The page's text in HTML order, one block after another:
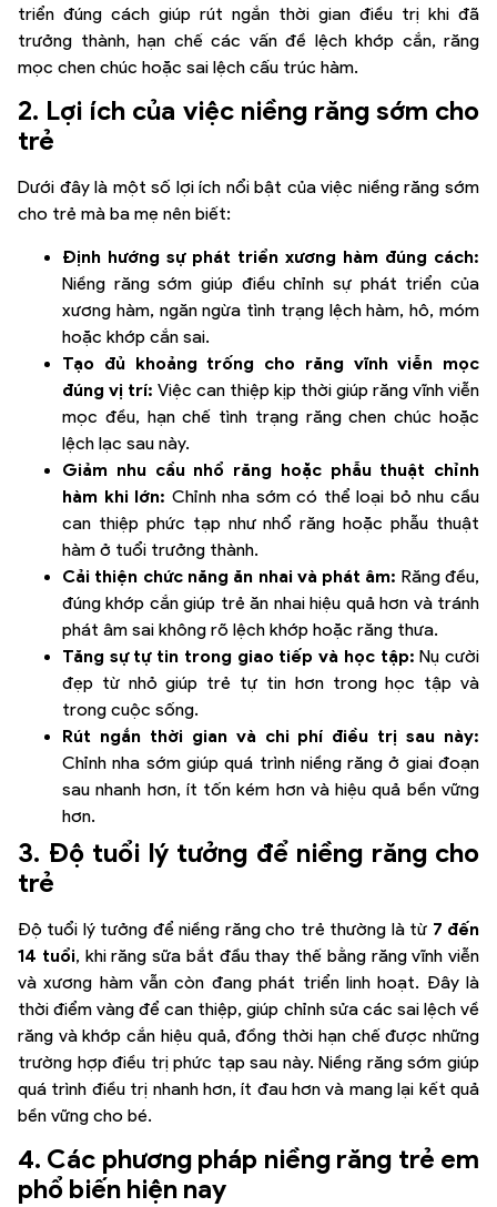
triển đúng cách giúp rút ngắn thời gian điều trị khi đã
trưởng thành, hạn chế các vấn đề lệch khớp cắn, răng
mọc chen chúc hoặc sai lệch cấu trúc hàm.
2. Lợi ích của việc niềng răng sớm cho
trẻ
Dưới đây là một số lợi ích nổi bật của việc niềng răng sớm
cho trẻ mà ba mẹ nên biết:
Định hướng sự phát triển xương hàm đúng cách:
Niềng răng sớm giúp điều chỉnh sự phát triển của
xương hàm, ngăn ngừa tình trạng lệch hàm, hô, móm
hoặc khớp cắn sai.
Tạo đủ khoảng trống cho răng vĩnh viễn mọc
đúng vị trí: Việc can thiệp kịp thời giúp răng vĩnh viễn
mọc đều, hạn chế tình trạng răng chen chúc hoặc
lệch lạc sau này.
Giảm nhu cầu nhổ răng hoặc phẫu thuật chỉnh
hàm khi lớn: Chỉnh nha sớm có thể loại bỏ nhu cầu
can thiệp phức tạp như nhổ răng hoặc phẫu thuật
hàm ở tuổi trưởng thành.
Cải thiện chức năng ăn nhai và phát âm: Răng đều,
đúng khớp cắn giúp trẻ ăn nhai hiệu quả hơn và tránh
phát âm sai không rõ lệch khớp hoặc răng thưa.
Tăng sự tự tin trong giao tiếp và học tập:Nụ cười
đẹp từ nhỏ giúp trẻ tự tin hơn trong học tập và
trong cuộc sống.
Rút ngắn thời gian và chi phí điều trị sau này:
Chỉnh nha sớm giúp quá trình niềng răng ở giai đoạn
sau nhanh hơn, ít tốn kém hơn và hiệu quả bền vững
hơn.
3. Độ tuổi lý tưởng để niềng răng cho
trẻ
Độ tuổi lý tưởng để niềng răng cho trẻ thường là từ 7 đến
14 tuổi, khi răng sữa bắt đầu thay thế bằng răng vĩnh viễn
và xương hàm vẫn còn đang phát triển linh hoạt. Đây là
thời điểm vàng để can thiệp, giúp chỉnh sửa các sai lệch về
răng và khớp cắn hiệu quả, đồng thời hạn chế được những
trường hợp điều trị phức tạp sau này. Niềng răng sớm giúp
quá trình điều trị nhanh hơn, ít đau hơn và mang lại kết quả
bền vững cho bé.
4. Các phương pháp niềng răng trẻ em
phổ biến hiện nay